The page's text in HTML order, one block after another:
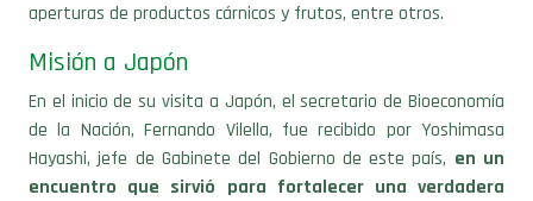
aperturas de productos cárnicos y frutos, entre otros.
Misión a Japón
En el inicio de su visita a Japón, el secretario de Bioeconomía
de la Nación, Fernando Vilella, fue recibido por Yoshimasa
Hayashi, jefe de Gabinete del Gobierno de este país, en un
encuentro que sirvió para fortalecer una verdadera